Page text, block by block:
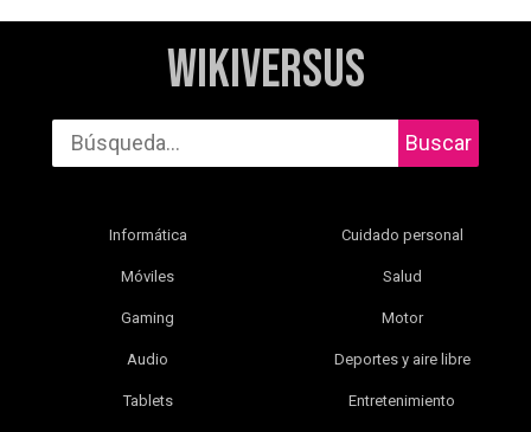
WikiVersus
Buscar
Informática
Móviles
Gaming
Audio
Tablets
Cuidado personal
Salud
Motor
Deportes y aire libre
Entretenimiento